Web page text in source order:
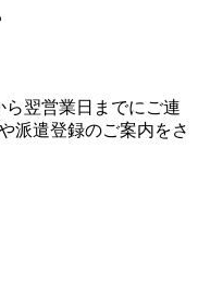
翌営業日までにご連
派遣登録のご案内をさ